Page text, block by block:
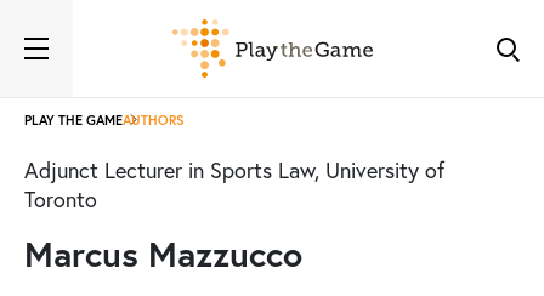
PLAY THE GAMEAUTHORS
Adjunct Lecturer in Sports Law, University of
Toronto
Marcus Mazzucco